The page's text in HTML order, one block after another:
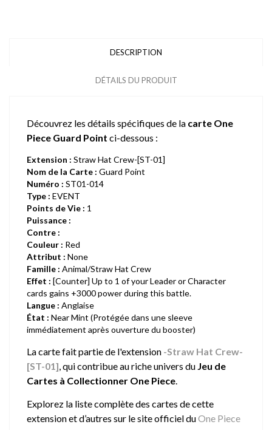
DESCRIPTION
DÉTAILS DU PRODUIT
Découvrez les détails spécifiques de la carte One
Piece Guard Point ci-dessous :
Extension : Straw Hat Crew-[ST-01]
Nom de la Carte : Guard Point
Numéro : ST01-014
Type : EVENT
Points de Vie : 1
Puissance :
Contre :
Couleur : Red
Attribut : None
Famille : Animal/Straw Hat Crew
Effet : [Counter] Up to 1 of your Leader or Character
cards gains +3000 power during this battle.
Langue : Anglaise
État : Near Mint (Protégée dans une sleeve
immédiatement après ouverture du booster)
La carte fait partie de l'extension -Straw Hat Crew-
[ST-01], qui contribue au riche univers du Jeu de
Cartes à Collectionner One Piece.
Explorez la liste complète des cartes de cette
extension et d’autres sur le site officiel duOne Piece